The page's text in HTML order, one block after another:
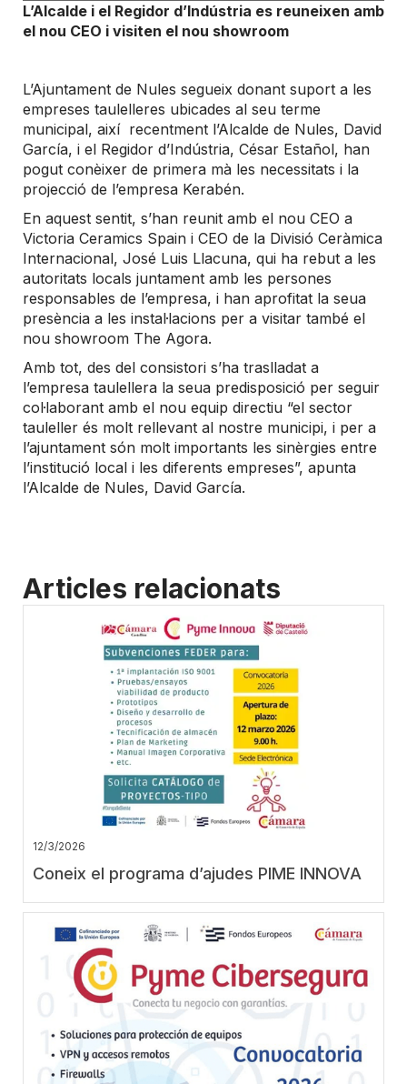
L’Alcalde i el Regidor d’Indústria es reuneixen amb
el nou CEO i visiten el nou showroom
L’Ajuntament de Nules segueix donant suport a les
empreses taulelleres ubicades al seu terme
municipal, així recentment l’Alcalde de Nules, David
García, i el Regidor d’Indústria, César Estañol, han
pogut conèixer de primera mà les necessitats i la
projecció de l’empresa Kerabén.
En aquest sentit, s’han reunit amb el nou CEO a
Victoria Ceramics Spain i CEO de la Divisió Ceràmica
Internacional, José Luis Llacuna, qui ha rebut a les
autoritats locals juntament amb les persones
responsables de l’empresa, i han aprofitat la seua
presència a les instal·lacions per a visitar també el
nou showroom The Agora.
Amb tot, des del consistori s’ha traslladat a
l’empresa taulellera la seua predisposició per seguir
col·laborant amb el nou equip directiu “el sector
tauleller és molt rellevant al nostre municipi, i per a
l’ajuntament són molt importants les sinèrgies entre
l’institució local i les diferents empreses”, apunta
l’Alcalde de Nules, David García.
Articles relacionats
12/3/2026
Coneix el programa d’ajudes PIME INNOVA